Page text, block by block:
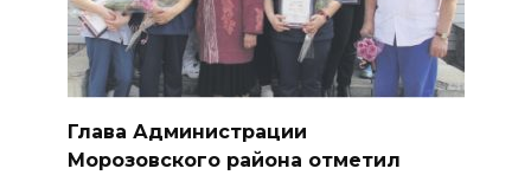
Глава Администрации
Морозовского района отметил